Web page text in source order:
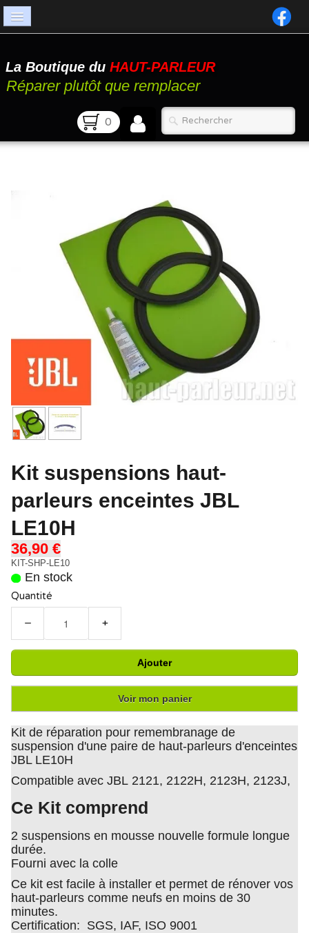
Catalogue
Atelier
La Boutique du HAUT-PARLEUR
Réparer plutôt que remplacer
0
Kit suspensions haut-
parleurs enceintes JBL
LE10H
36,90 €
KIT-SHP-LE10
En stock
Quantité
− +
Ajouter
Voir mon panier
Kit de réparation pour remembranage de
suspension d'une paire de haut-parleurs d'enceintes
JBL LE10H
Compatible avec JBL 2121, 2122H, 2123H, 2123J,
Ce Kit comprend
2 suspensions en mousse nouvelle formule longue
durée.
Fourni avec la colle
Ce kit est facile à installer et permet de rénover vos
haut-parleurs comme neufs en moins de 30
minutes.
Certification: SGS, IAF, ISO 9001